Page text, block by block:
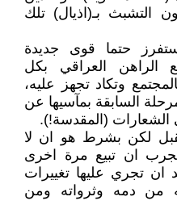
التشبث بـ(اذيال) تلك
حتما قوى جديدة
الراهن العراقي بكل
وتكاد تجهز عليه،
السابقة بمآسيها عن
(المقدسة!).
لكن بشرط هو ان لا
ان تبيع مرة اخرى
ان تجري عليها تغييرات
من دمه وثرواته ومن